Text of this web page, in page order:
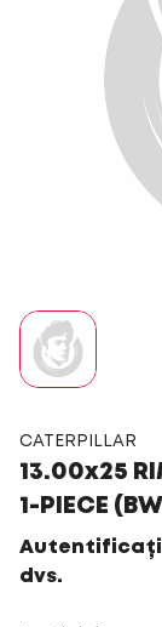
CATERPILLAR
13.00x25
1-PIECE
Autentificați-
dvs.